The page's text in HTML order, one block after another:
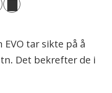
tar sikte på å
Det bekrefter de i